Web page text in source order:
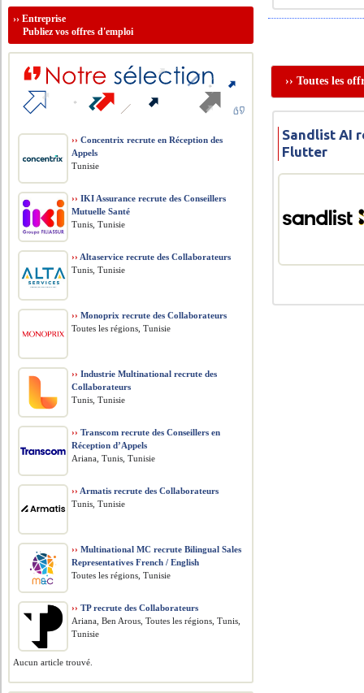
›› Toutes les
Sandlist AI
Flutter
››Entreprise
Publiez vos offres d'emploi
›› Concentrix recrute en Réception des
Appels
Tunisie
›› IKI Assurance recrute des Conseillers
Mutuelle Santé
Tunis, Tunisie
›› Altaservice recrute des Collaborateurs
Tunis, Tunisie
›› Monoprix recrute des Collaborateurs
Toutes les régions, Tunisie
›› Industrie Multinational recrute des
Collaborateurs
Tunis, Tunisie
›› Transcom recrute des Conseillers en
Réception d’Appels
Ariana, Tunis, Tunisie
›› Armatis recrute des Collaborateurs
Tunis, Tunisie
›› Multinational MC recrute Bilingual Sales
Representatives French / English
Toutes les régions, Tunisie
›› TP recrute des Collaborateurs
Ariana, Ben Arous, Toutes les régions, Tunis,
Tunisie
Aucun article trouvé.